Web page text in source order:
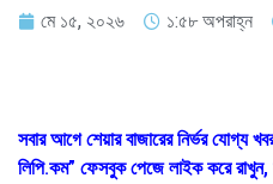
মে ১৫, ২০২৬ ১:৫৮ অপরাহ্ন
সবার আগে শেয়ার বাজারের নির্ভর যোগ্য
লিপি.কম” ফেসবুক পেজে লাইক করে